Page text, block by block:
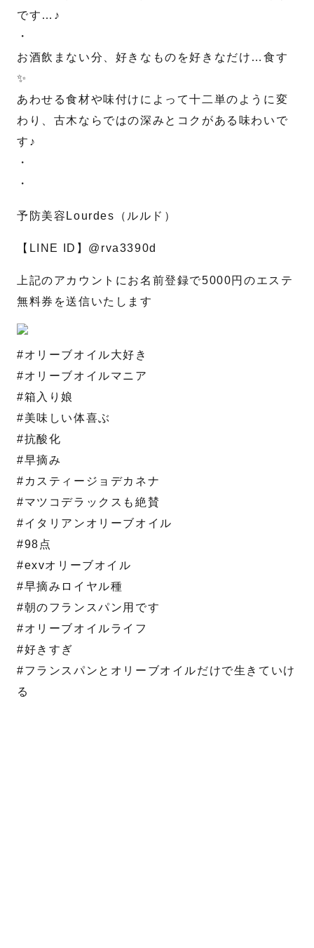
です…♪
・
お酒飲まない分、好きなものを好きなだけ…食す
✨
あわせる食材や味付けによって十二単のように変
わり、古木ならではの深みとコクがある味わいで
す♪
・
・
予防美容Lourdes（ルルド）
【LINE ID】@rva3390d
上記のアカウントにお名前登録で5000円のエステ
無料券を送信いたします
#オリーブオイル大好き
#オリーブオイルマニア
#箱入り娘
#美味しい体喜ぶ
#抗酸化
#早摘み
#カスティージョデカネナ
#マツコデラックスも絶賛
#イタリアンオリーブオイル
#98点
#exvオリーブオイル
#早摘みロイヤル種
#朝のフランスパン用です
#オリーブオイルライフ
#好きすぎ
#フランスパンとオリーブオイルだけで生きていけ
る